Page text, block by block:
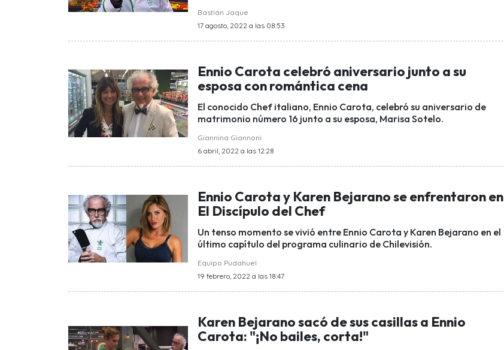
Bastián Jaque
17 agosto, 2022 a las 08:53
Ennio Carota celebró aniversario junto a su
esposa con romántica cena
El conocido Chef italiano, Ennio Carota, celebró su aniversario de
matrimonio número 16 junto a su esposa, Marisa Sotelo.
Giannina Giannoni
6 abril, 2022 a las 12:28
Ennio Carota y Karen Bejarano se enfrentaron en
El Discípulo del Chef
Un tenso momento se vivió entre Ennio Carota y Karen Bejarano en el
último capítulo del programa culinario de Chilevisión.
Equipo Pudahuel
19 febrero, 2022 a las 18:47
Karen Bejarano sacó de sus casillas a Ennio
Carota: "¡No bailes, corta!"